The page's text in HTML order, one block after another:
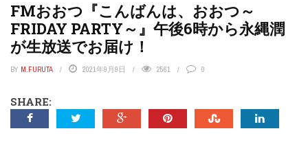
FMおおつ『こんばんは、おおつ～
FRIDAY PARTY～』午後6時から永縄潤
が生放送でお届け！
BY M.FURUTA 2021年9月9日 2561 0
SHARE: